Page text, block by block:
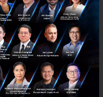
แดนไปรษณีย์ไทยได้เปิด
งของช่วยเหลือผู้ประสบ
ใจจากคนไทยส่งผ่าน
อง รวมน้ำหนักมากกว่า
แล ที่มุ่งเน้นการให้ความ